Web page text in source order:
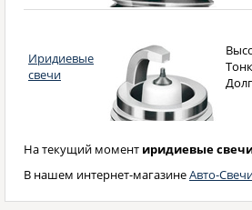
Иридиевые
свечи
На текущий момент иридиевые
В нашем интернет-магазинеАвто-